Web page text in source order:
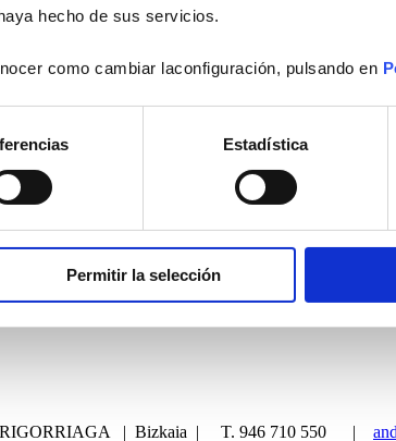
hecho de sus servicios.
como cambiar laconfiguración, pulsando en
Estadística
Permitir la selección
| Bizkaia | T. 946 710 550 |